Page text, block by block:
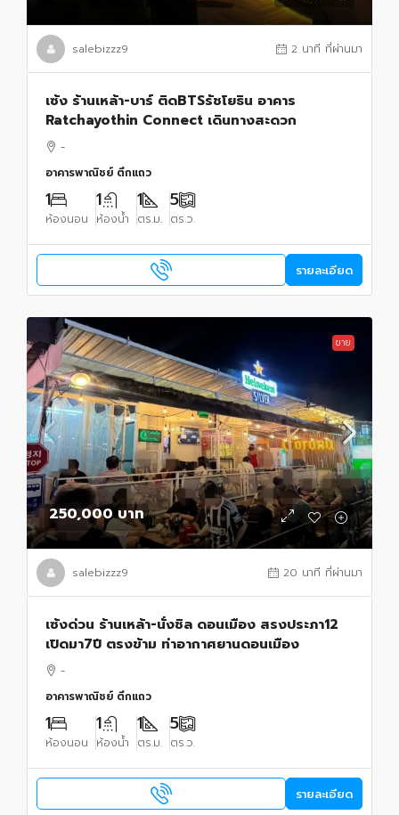
salebizzz9 2 นาที ที่ผ่านมา
เซ้ง ร้านเหล้า-บาร์ ติดBTSรัชโยธิน อาคาร
Ratchayothin Connect เดินทางสะดวก
-
อาคารพาณิชย์ ตึกแถว
1
ห้องนอน
1
ห้องน้ำ
1
ตร.ม.
5
ตร.ว.
รายละเอียด
ขาย
250,000 บาท
salebizzz9 20 นาที ที่ผ่านมา
เซ้งด่วน ร้านเหล้า-นั่งชิล ดอนเมือง สรงประภา12
เปิดมา7ปี ตรงข้าม ท่าอากาศยานดอนเมือง
-
อาคารพาณิชย์ ตึกแถว
1
ห้องนอน
1
ห้องน้ำ
1
ตร.ม.
5
ตร.ว.
รายละเอียด